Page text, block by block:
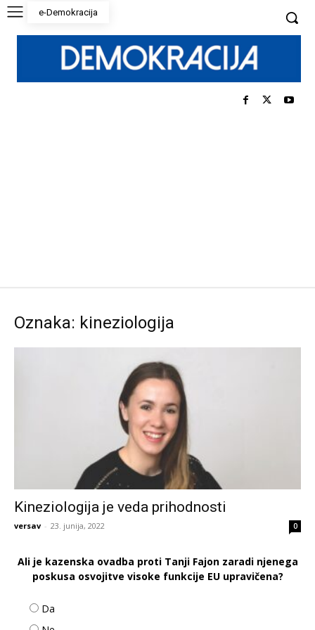
e-Demokracija
Oznaka: kineziologija
Kineziologija je veda prihodnosti
versav - 23. junija, 2022 0
Ali je kazenska ovadba proti Tanji Fajon zaradi njenega
poskusa osvojitve visoke funkcije EU upravičena?
Da